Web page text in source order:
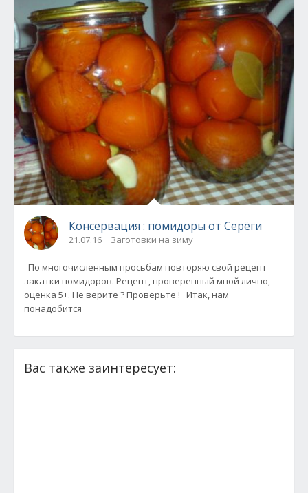
Консервация : помидоры от Серёги
21.07.16 Заготовки на зиму
По многочисленным просьбам повторяю свой рецепт
закатки помидоров. Рецепт, проверенный мной лично,
оценка 5+. Не верите ? Проверьте ! Итак, нам
понадобится
Вас также заинтересует: